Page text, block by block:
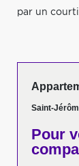
par un
Saint-
Pour